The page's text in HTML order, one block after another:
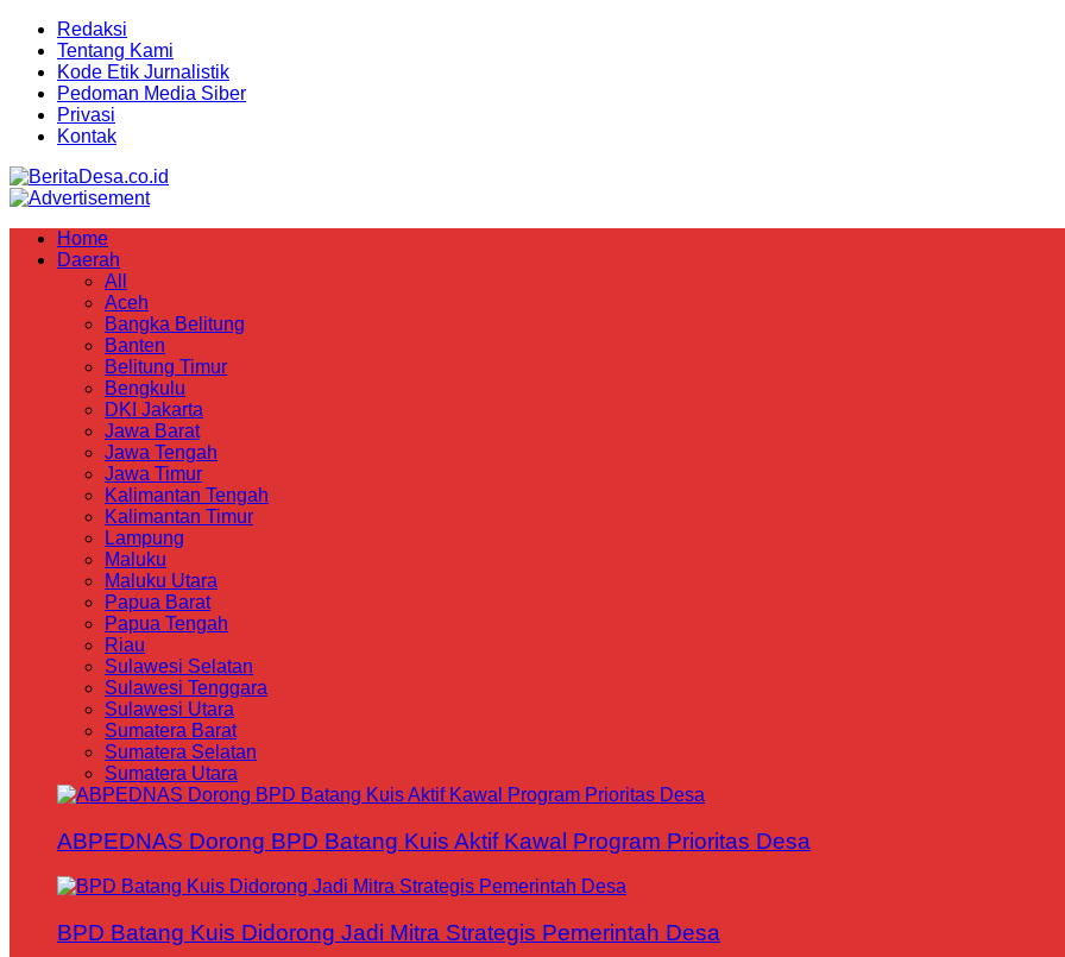
Redaksi
Tentang Kami
Kode Etik Jurnalistik
Pedoman Media Siber
Privasi
Kontak
Home
Daerah
All
Aceh
Bangka Belitung
Banten
Belitung Timur
Bengkulu
DKI Jakarta
Jawa Barat
Jawa Tengah
Jawa Timur
Kalimantan Tengah
Kalimantan Timur
Lampung
Maluku
Maluku Utara
Papua Barat
Papua Tengah
Riau
Sulawesi Selatan
Sulawesi Tenggara
Sulawesi Utara
Sumatera Barat
Sumatera Selatan
Sumatera Utara
ABPEDNAS Dorong BPD Batang Kuis Aktif Kawal Program Prioritas Desa
BPD Batang Kuis Didorong Jadi Mitra Strategis Pemerintah Desa